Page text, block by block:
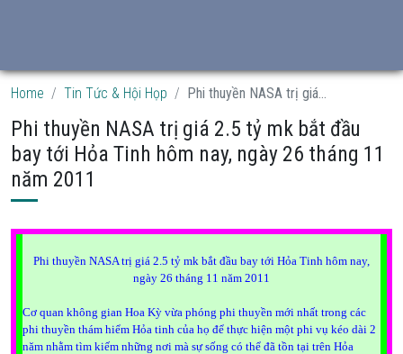
Home Tin Tức & Hội Họp Phi thuyền NASA trị giá...
Phi thuyền NASA trị giá 2.5 tỷ mk bắt đầu
bay tới Hỏa Tinh hôm nay, ngày 26 tháng 11
năm 2011
Phi thuyền NASA trị giá 2.5 tỷ mk bắt đầu bay tới Hỏa Tinh hôm nay,
ngày 26 tháng 11 năm 2011
Cơ quan không gian Hoa Kỳ vừa phóng phi thuyền mới nhất trong các
phi thuyền thám hiểm Hỏa tinh của họ để thực hiện một phi vụ kéo dài 2
năm nhằm tìm kiếm những nơi mà sự sống có thể đã tồn tại trên Hỏa